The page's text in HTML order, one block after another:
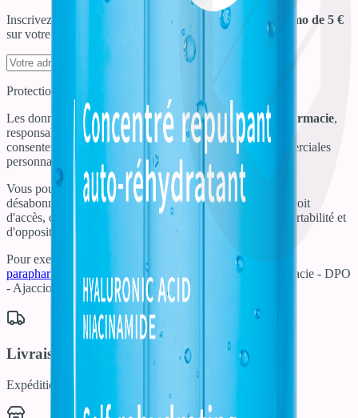
Inscrivez-vous à notre newsletter et recevez un
code promo de 5 €
sur votre première commande !
S'inscrire
Protection de vos données personnelles
Les données transmises sont destinées àSalines Parapharmacie,
responsable de traitement. Elles sont traitées avec votre
consentement pour vous envoyer des informations commerciales
personnalisées par e-mail.
Vous pouvez retirer votre consentement via les liens de
désabonnement dans chaque email. Vous disposez d'un droit
d'accès, de rectification, d'effacement, de limitation, de portabilité et
d'opposition aux données vous concernant.
Pour exercer ces droits :
donneespersonnelles@salines-
parapharmacie.com
ou par courrier à : Salines Parapharmacie - DPO
- Ajaccio - Corse - France.
En savoir plus
Livraison Rapide
Expédition sous 24/48h